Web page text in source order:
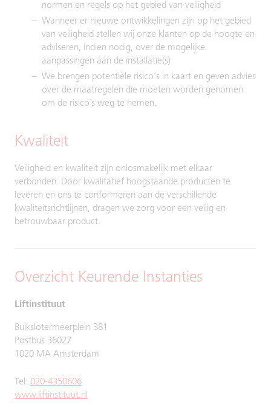
normen en regels op het gebied van veiligheid
Wanneer er nieuwe ontwikkelingen zijn op het gebied
van veiligheid stellen wij onze klanten op de hoogte en
adviseren, indien nodig, over de mogelijke
aanpassingen aan de installatie(s)
We brengen potentiële risico’s in kaart en geven advies
over de maatregelen die moeten worden genomen
om de risico´s weg te nemen.
Kwaliteit
Veiligheid en kwaliteit zijn onlosmakelijk met elkaar
verbonden. Door kwalitatief hoogstaande producten te
leveren en ons te conformeren aan de verschillende
kwaliteitsrichtlijnen, dragen we zorg voor een veilig en
betrouwbaar product.
Overzicht Keurende Instanties
Liftinstituut
Buikslotermeerplein 381
Postbus 36027
1020 MA Amsterdam
Tel: 020-4350606
www.liftinstituut.nl